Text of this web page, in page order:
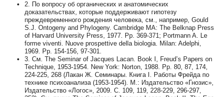
2. По вопросу об органических и анатомических
доказательствах, которые поддерживают гипотезу
преждевременного рождения человека, см., например, Gould
S.J. Ontogeny and Phylogeny. Cambridge MA: The Belknap Press
of Harvard University Press, 1977. Pp. 369-371; Portmann A. Le
forme viventi. Nuove prospettive della biologia. Milan: Adelphi,
1969. Pp. 154-156, 97-301.
3. См. The Seminar of Jacques Lacan. Book I, Freud’s Papers on
Technique, 1953-1954. New York: Norton, 1988. Pp. 80, 87, 174,
224-225, 268 (Лакан Ж. Семинары. Книга I. Работы Фрейда по
технике психоанализа (1953-1954). М.: Издательство «Гнозис»,
Издательство «Логос», 2009. С. 109, 119, 228-229, 296-297,